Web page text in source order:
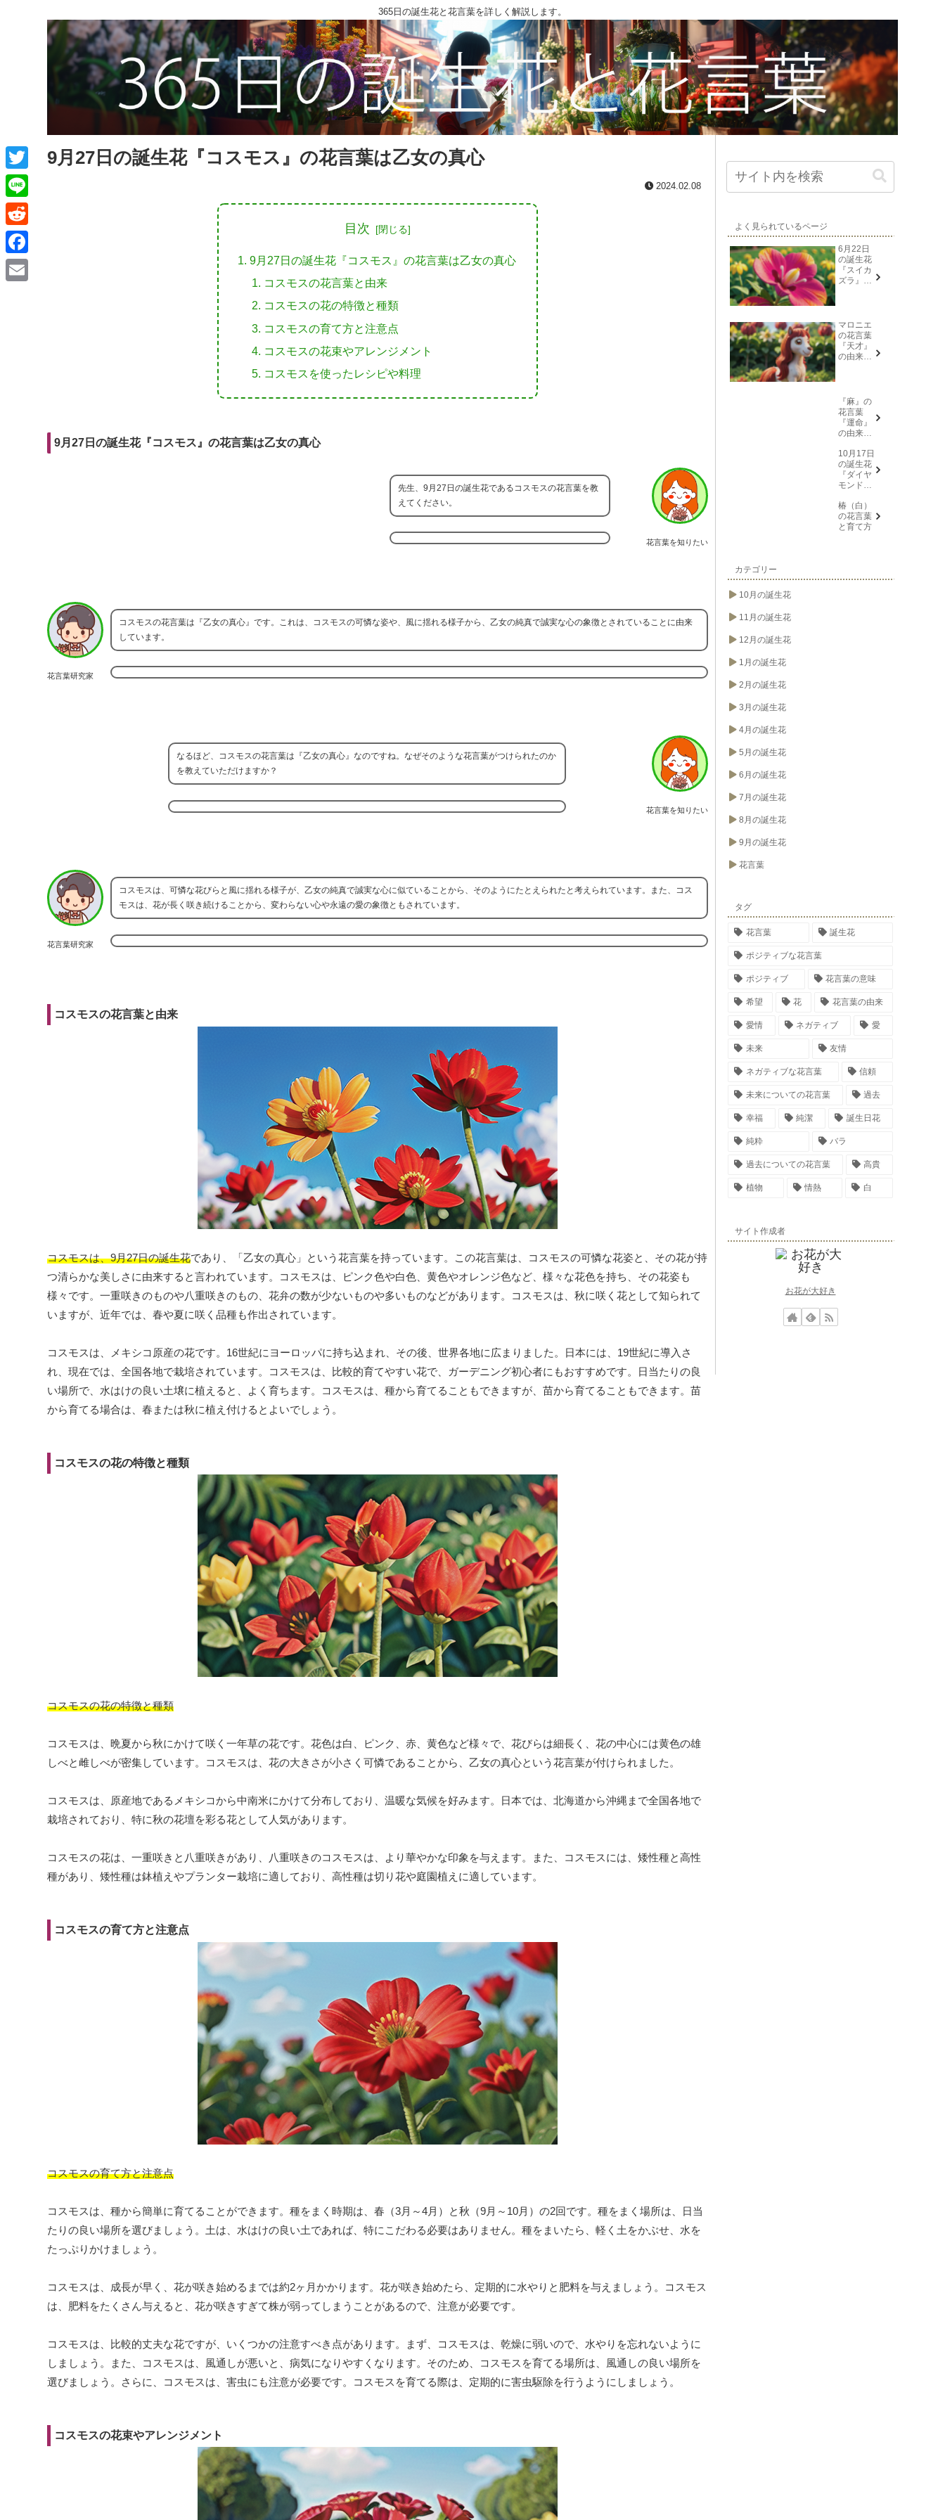
365日の誕生花と花言葉を詳しく解説します。
9月27日の誕生花『コスモス』の花言葉は乙女の真心
2024.02.08
目次
9月27日の誕生花『コスモス』の花言葉は乙女の真心
コスモスの花言葉と由来
コスモスの花の特徴と種類
コスモスの育て方と注意点
コスモスの花束やアレンジメント
コスモスを使ったレシピや料理
9月27日の誕生花『コスモス』の花言葉は乙女の真心
花言葉を知りたい
先生、9月27日の誕生花であるコスモスの花言葉を教
えてください。
花言葉研究家
コスモスの花言葉は『乙女の真心』です。これは、コスモスの可憐な姿や、風に揺れる様子から、乙女の純真で誠実な心の象徴とされていることに由来
しています。
花言葉を知りたい
なるほど、コスモスの花言葉は『乙女の真心』なのですね。なぜそのような花言葉がつけられたのか
を教えていただけますか？
花言葉研究家
コスモスは、可憐な花びらと風に揺れる様子が、乙女の純真で誠実な心に似ていることから、そのようにたとえられたと考えられています。また、コス
モスは、花が長く咲き続けることから、変わらない心や永遠の愛の象徴ともされています。
コスモスの花言葉と由来
コスモスは、9月27日の誕生花であり、「乙女の真心」という花言葉を持っています。この花言葉は、コスモスの可憐な花姿と、その花が持
つ清らかな美しさに由来すると言われています。コスモスは、ピンク色や白色、黄色やオレンジ色など、様々な花色を持ち、その花姿も
様々です。一重咲きのものや八重咲きのもの、花弁の数が少ないものや多いものなどがあります。コスモスは、秋に咲く花として知られて
いますが、近年では、春や夏に咲く品種も作出されています。
コスモスは、メキシコ原産の花です。16世紀にヨーロッパに持ち込まれ、その後、世界各地に広まりました。日本には、19世紀に導入さ
れ、現在では、全国各地で栽培されています。コスモスは、比較的育てやすい花で、ガーデニング初心者にもおすすめです。日当たりの良
い場所で、水はけの良い土壌に植えると、よく育ちます。コスモスは、種から育てることもできますが、苗から育てることもできます。苗
から育てる場合は、春または秋に植え付けるとよいでしょう。
コスモスの花の特徴と種類
コスモスの花の特徴と種類
コスモスは、晩夏から秋にかけて咲く一年草の花です。花色は白、ピンク、赤、黄色など様々で、花びらは細長く、花の中心には黄色の雄
しべと雌しべが密集しています。コスモスは、花の大きさが小さく可憐であることから、乙女の真心という花言葉が付けられました。
コスモスは、原産地であるメキシコから中南米にかけて分布しており、温暖な気候を好みます。日本では、北海道から沖縄まで全国各地で
栽培されており、特に秋の花壇を彩る花として人気があります。
コスモスの花は、一重咲きと八重咲きがあり、八重咲きのコスモスは、より華やかな印象を与えます。また、コスモスには、矮性種と高性
種があり、矮性種は鉢植えやプランター栽培に適しており、高性種は切り花や庭園植えに適しています。
コスモスの育て方と注意点
コスモスの育て方と注意点
コスモスは、種から簡単に育てることができます。種をまく時期は、春（3月～4月）と秋（9月～10月）の2回です。種をまく場所は、日当
たりの良い場所を選びましょう。土は、水はけの良い土であれば、特にこだわる必要はありません。種をまいたら、軽く土をかぶせ、水を
たっぷりかけましょう。
コスモスは、成長が早く、花が咲き始めるまでは約2ヶ月かかります。花が咲き始めたら、定期的に水やりと肥料を与えましょう。コスモス
は、肥料をたくさん与えると、花が咲きすぎて株が弱ってしまうことがあるので、注意が必要です。
コスモスは、比較的丈夫な花ですが、いくつかの注意すべき点があります。まず、コスモスは、乾燥に弱いので、水やりを忘れないように
しましょう。また、コスモスは、風通しが悪いと、病気になりやすくなります。そのため、コスモスを育てる場所は、風通しの良い場所を
選びましょう。さらに、コスモスは、害虫にも注意が必要です。コスモスを育てる際は、定期的に害虫駆除を行うようにしましょう。
コスモスの花束やアレンジメント
よく見られているページ
6月22日
の誕生花
『スイカ
ズラ』花
マロニエ
の花言葉
『天才』
の由来と
『麻』の
花言葉
『運命』
の由来と
10月17日
の誕生花
『ダイヤ
モンドリ
葉→また
会う日を
楽しみ
椿（白）
の花言葉
と育て方
カテゴリー
10月の誕生花
11月の誕生花
12月の誕生花
1月の誕生花
2月の誕生花
3月の誕生花
4月の誕生花
5月の誕生花
6月の誕生花
7月の誕生花
8月の誕生花
9月の誕生花
花言葉
タグ
花言葉 誕生花
ポジティブな花言葉
ポジティブ 花言葉の意味
希望 花 花言葉の由来
愛情 ネガティブ 愛
未来 友情
ネガティブな花言葉 信頼
未来についての花言葉 過去
幸福 純潔 誕生日花
純粋 バラ
過去についての花言葉 高貴
植物 情熱 白
サイト作成者
お花が大好き
T
w
i
t
L
i
n
e
R
e
d
F